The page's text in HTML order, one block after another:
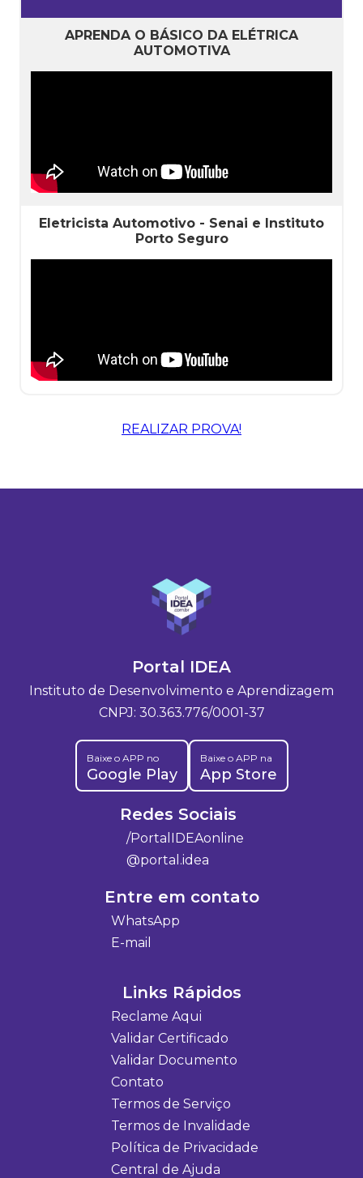
APRENDA O BÁSICO DA ELÉTRICA
AUTOMOTIVA
Eletricista Automotivo - Senai e Instituto
Porto Seguro
REALIZAR PROVA!
Portal IDEA
Instituto de Desenvolvimento e Aprendizagem
CNPJ: 30.363.776/0001-37
Baixe o APP no
Google Play
Baixe o APP na
App Store
Redes Sociais
/PortalIDEAonline
@portal.idea
Entre em contato
WhatsApp
E-mail
Links Rápidos
Reclame Aqui
Validar Certificado
Validar Documento
Contato
Termos de Serviço
Termos de Invalidade
Política de Privacidade
Central de Ajuda